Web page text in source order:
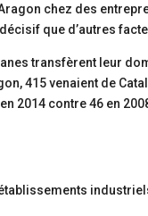
chez des
que d’autres
transfèrent leur
415 venaient de
2014 contre 46 en